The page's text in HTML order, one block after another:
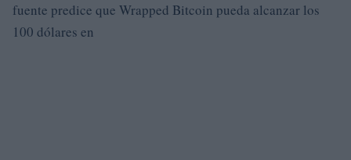
fuente predice que Wrapped Bitcoin pueda alcanzar los
100 dólares en